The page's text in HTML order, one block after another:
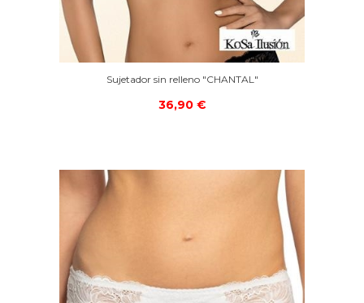
Sujetador sin relleno "CHANTAL"
36,90 €